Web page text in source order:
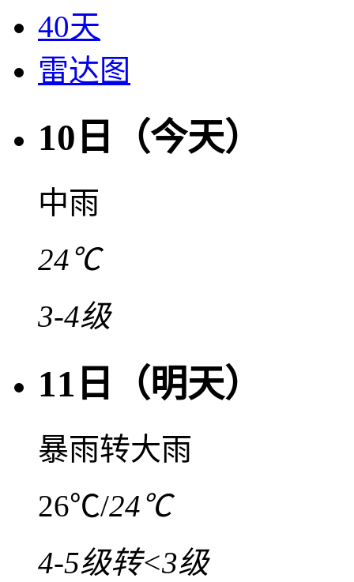
40天
雷达图
10日（今天）
中雨
24℃
3-4级
11日（明天）
暴雨转大雨
26℃/24℃
4-5级转<3级